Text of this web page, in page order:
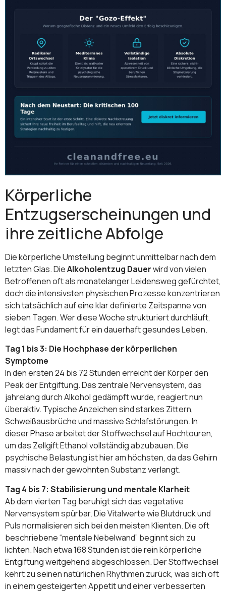
Körperliche
Entzugserscheinungen und
ihre zeitliche Abfolge
Die körperliche Umstellung beginnt unmittelbar nach dem
letzten Glas. DieAlkoholentzug Dauerwird von vielen
Betroffenen oft als monatelanger Leidensweg gefürchtet,
doch die intensivsten physischen Prozesse konzentrieren
sich tatsächlich auf eine klar definierte Zeitspanne von
sieben Tagen. Wer diese Woche strukturiert durchläuft,
legt das Fundament für ein dauerhaft gesundes Leben.
Tag 1 bis 3: Die Hochphase der körperlichen
Symptome
In den ersten 24 bis 72 Stunden erreicht der Körper den
Peak der Entgiftung. Das zentrale Nervensystem, das
jahrelang durch Alkohol gedämpft wurde, reagiert nun
überaktiv. Typische Anzeichen sind starkes Zittern,
Schweißausbrüche und massive Schlafstörungen. In
dieser Phase arbeitet der Stoffwechsel auf Hochtouren,
um das Zellgift Ethanol vollständig abzubauen. Die
psychische Belastung ist hier am höchsten, da das Gehirn
massiv nach der gewohnten Substanz verlangt.
Tag 4 bis 7: Stabilisierung und mentale Klarheit
Ab dem vierten Tag beruhigt sich das vegetative
Nervensystem spürbar. Die Vitalwerte wie Blutdruck und
Puls normalisieren sich bei den meisten Klienten. Die oft
beschriebene “mentale Nebelwand” beginnt sich zu
lichten. Nach etwa 168 Stunden ist die rein körperliche
Entgiftung weitgehend abgeschlossen. Der Stoffwechsel
kehrt zu seinen natürlichen Rhythmen zurück, was sich oft
in einem gesteigerten Appetit und einer verbesserten